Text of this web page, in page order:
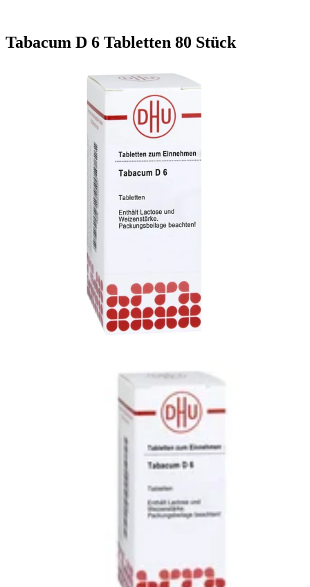
Tabacum D 6 Tabletten 80 Stück